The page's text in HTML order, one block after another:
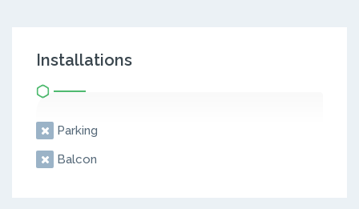
Installations
Parking
Balcon